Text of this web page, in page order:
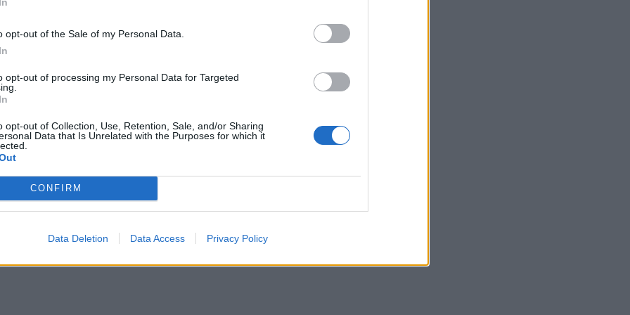
opt-out of the Sale of my Personal Data.
opt-out of processing my Personal Data for Targeted
opt-out of Collection, Use, Retention, Sale, and/or Sharing
Data that Is Unrelated with the Purposes for which it
CONFIRM
Data Deletion Data Access Privacy Policy
αυτόν τον πλοηγό για την επόμενη φορά που θα σχολιάσω.